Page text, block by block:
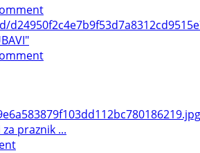
praznik ...